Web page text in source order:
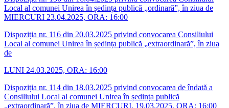
Local al comunei Unirea în ședința publică „ordinară”, în ziua de
MIERCURI 23.04.2025, ORA: 16:00
Dispoziția nr. 116 din 20.03.2025 privind convocarea Consiliului
Local al comunei Unirea în ședința publică „extraordinară”, în ziua
de
LUNI 24.03.2025, ORA: 16:00
Dispoziția nr. 114 din 18.03.2025 privind convocarea de îndată a
Consiliului Local al comunei Unirea în ședința publică
„extraordinară”, în ziua de MIERCURI, 19.03.2025, ORA: 16:00